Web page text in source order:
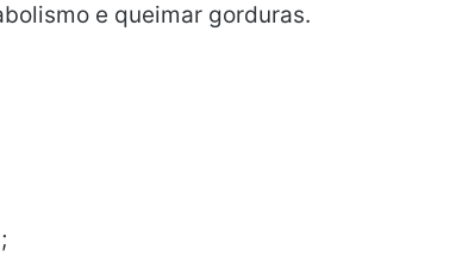
e queimar gorduras.